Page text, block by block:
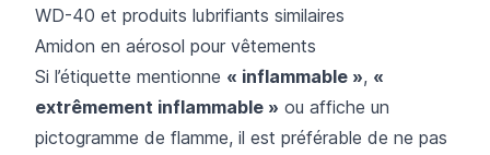
WD-40 et produits lubrifiants similaires
Amidon en aérosol pour vêtements
Si l’étiquette mentionne « inflammable », «
extrêmement inflammable » ou affiche un
pictogramme de flamme, il est préférable de ne pas